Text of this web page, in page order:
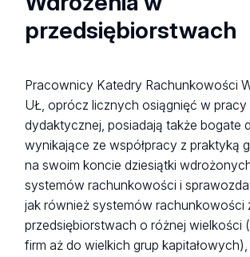
przedsiębiorstwach
Pracownicy Katedry Rachunkowości
UŁ, oprócz licznych osiągnięć w pracy
dydaktycznej, posiadają także bogate
wynikające ze współpracy z praktyką
na swoim koncie dziesiątki
systemów rachunkowości i
jak również systemów rachunkowości
przedsiębiorstwach o różnej wielkości
firm aż do wielkich grup